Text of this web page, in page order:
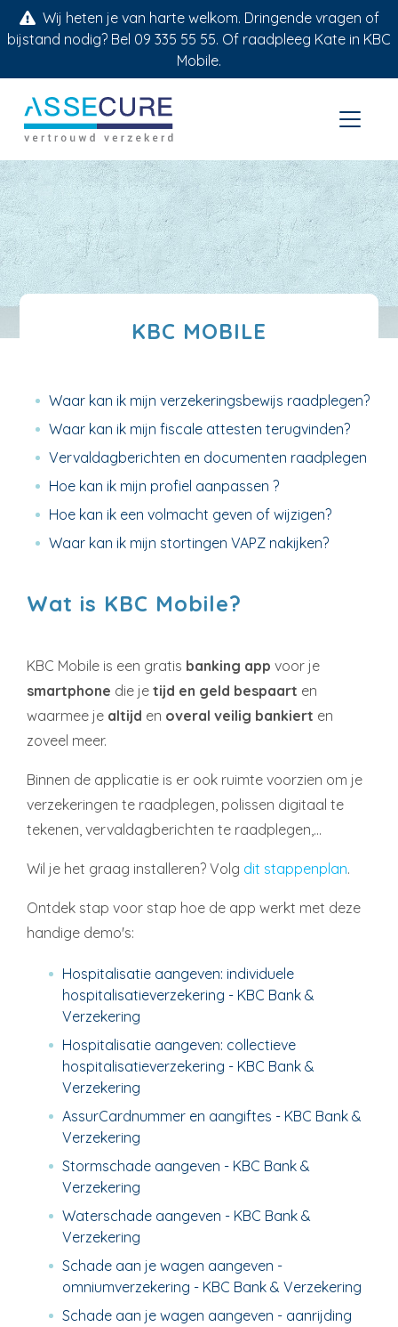
Wij heten je van harte welkom. Dringende vragen of
bijstand nodig? Bel 09 335 55 55. Of raadpleeg Kate in KBC
Mobile.
KBC MOBILE
Waar kan ik mijn verzekeringsbewijs raadplegen?
Waar kan ik mijn fiscale attesten terugvinden?
Vervaldagberichten en documenten raadplegen
Hoe kan ik mijn profiel aanpassen ?
Hoe kan ik een volmacht geven of wijzigen?
Waar kan ik mijn stortingen VAPZ nakijken?
Wat is KBC Mobile?
KBC Mobile is een gratis banking app voor je
smartphone die je tijd en geld bespaart en
waarmee je altijd en overal veilig bankiert en
zoveel meer.
Binnen de applicatie is er ook ruimte voorzien om je
verzekeringen te raadplegen, polissen digitaal te
tekenen, vervaldagberichten te raadplegen,...
Wil je het graag installeren? Volg dit stappenplan.
Ontdek stap voor stap hoe de app werkt met deze
handige demo's:
Hospitalisatie aangeven: individuele
hospitalisatieverzekering - KBC Bank &
Verzekering
Hospitalisatie aangeven: collectieve
hospitalisatieverzekering - KBC Bank &
Verzekering
AssurCardnummer en aangiftes - KBC Bank &
Verzekering
Stormschade aangeven - KBC Bank &
Verzekering
Waterschade aangeven - KBC Bank &
Verzekering
Schade aan je wagen aangeven -
omniumverzekering - KBC Bank & Verzekering
Schade aan je wagen aangeven - aanrijding